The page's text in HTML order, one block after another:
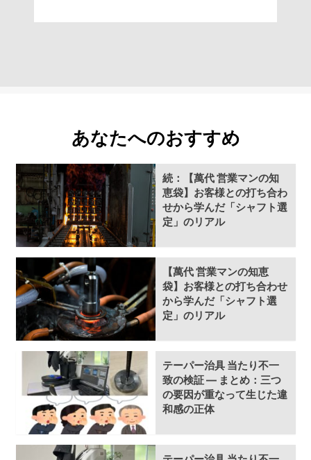
あなたへのおすすめ
続：【萬代 営業マンの知
恵袋】お客様との打ち合わ
せから学んだ「シャフト選
定」のリアル
【萬代 営業マンの知恵
袋】お客様との打ち合わせ
から学んだ「シャフト選
定」のリアル
テーパー治具 当たり不一
致の検証 ― まとめ：三つ
の要因が重なって生じた違
和感の正体